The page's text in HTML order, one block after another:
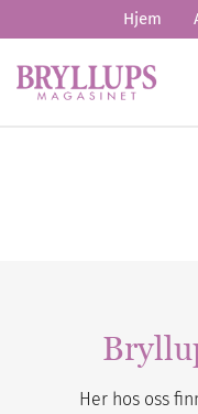
Hjem
Her hos oss